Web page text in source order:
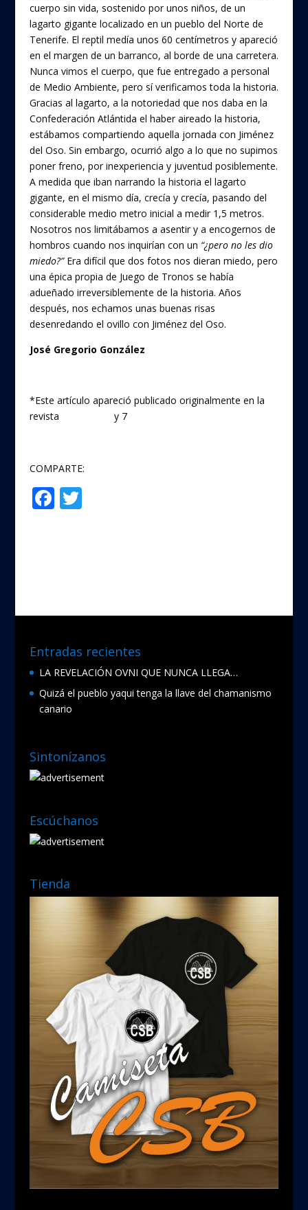
cuerpo sin vida, sostenido por unos niños, de un
lagarto gigante localizado en un pueblo del Norte de
Tenerife. El reptil medía unos 60 centímetros y apareció
en el margen de un barranco, al borde de una carretera.
Nunca vimos el cuerpo, que fue entregado a personal
de Medio Ambiente, pero sí verificamos toda la historia.
Gracias al lagarto, a la notoriedad que nos daba en la
Confederación Atlántida el haber aireado la historia,
estábamos compartiendo aquella jornada con Jiménez
del Oso. Sin embargo, ocurrió algo a lo que no supimos
poner freno, por inexperiencia y juventud posiblemente.
A medida que iban narrando la historia el lagarto
gigante, en el mismo día, crecía y crecía, pasando del
considerable medio metro inicial a medir 1,5 metros.
Nosotros nos limitábamos a asentir y a encogernos de
hombros cuando nos inquirían con un “¿pero no les dio
miedo?”Era difícil que dos fotos nos dieran miedo, pero
una épica propia de Juego de Tronos se había
adueñado irreversiblemente de la historia. Años
después, nos echamos unas buenas risas
desenredando el ovillo con Jiménez del Oso.
José Gregorio González
*Este artículo apareció publicado originalmente en la
revista
y 7
COMPARTE:
F
o
T
Entradas recientes
LA REVELACIÓN OVNI QUE NUNCA LLEGA…
Quizá el pueblo yaqui tenga la llave del chamanismo
canario
Sintonízanos
Escúchanos
Tienda